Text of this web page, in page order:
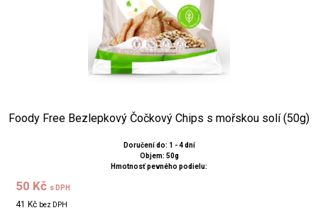
Foody Free Bezlepkový Čočkový Chips s mořskou solí (50g)
Doručení do: 1 - 4 dní
Objem: 50g
Hmotnosť pevného podielu:
50 Kč s DPH
41 Kč bez DPH